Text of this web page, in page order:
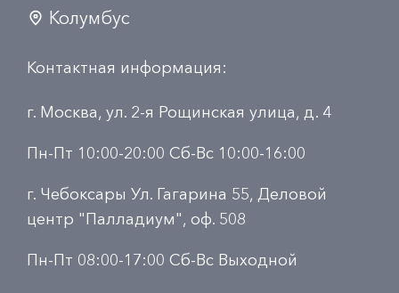
Колумбус
Контактная информация:
г. Москва, ул. 2-я Рощинская улица, д. 4
Пн-Пт 10:00-20:00 Сб-Вс 10:00-16:00
г. Чебоксары Ул. Гагарина 55, Деловой
центр "Палладиум", оф. 508
Пн-Пт 08:00-17:00 Сб-Вс Выходной